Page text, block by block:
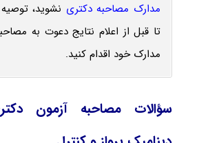
مدارک مصاحبه دکتری نشوید،
تا قبل از اعلام نتایج دعوت به
مدارک خود اقدام کنید.
سؤالات مصاحبه آزمون